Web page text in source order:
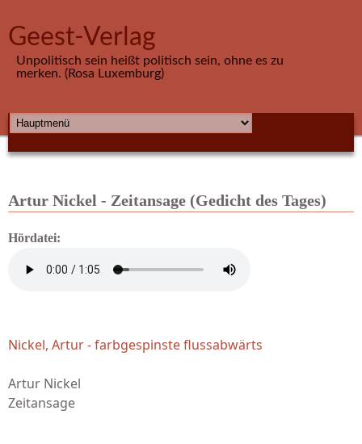
Geest-Verlag
Unpolitisch sein heißt politisch sein, ohne es zu
merken. (Rosa Luxemburg)
HAUPTMENÜ
Artur Nickel - Zeitansage (Gedicht des Tages)
Hördatei:
Nickel, Artur - farbgespinste flussabwärts
Artur Nickel
Zeitansage